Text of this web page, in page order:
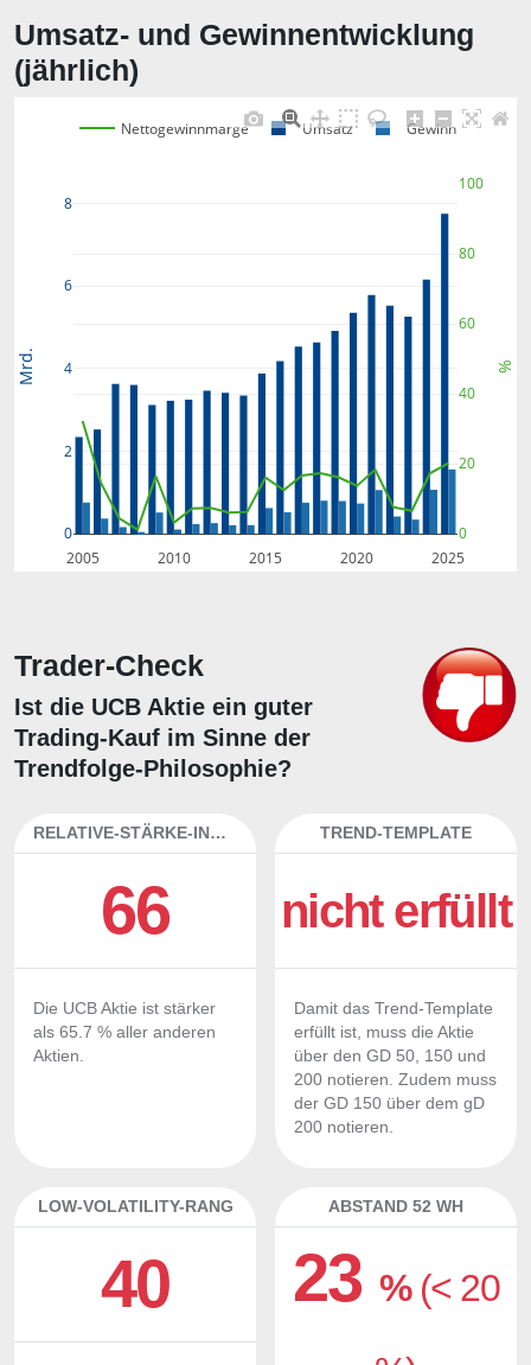
Umsatz- und Gewinnentwicklung
(jährlich)
2005 2010 2015 2020 2025
0
2
4
6
8
0
20
40
60
80
100
Nettogewinnmarge Umsatz Gewinn
Mrd. %
Trader-Check
Ist die UCB Aktie ein guter
Trading-Kauf im Sinne der
Trendfolge-Philosophie?
RELATIVE-STÄRKE-INDEX
66
Die UCB Aktie ist stärker
als 65.7 % aller anderen
Aktien.
TREND-TEMPLATE
nicht erfüllt
Damit das Trend-Template
erfüllt ist, muss die Aktie
über den GD 50, 150 und
200 notieren. Zudem muss
der GD 150 über dem gD
200 notieren.
LOW-VOLATILITY-RANG
40
ABSTAND 52 WH
23% (< 20